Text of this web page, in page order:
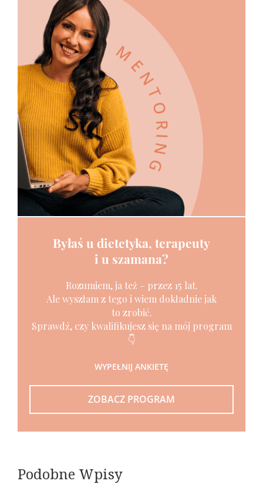
Byłaś u dietetyka, terapeuty
i u szamana?
Rozumiem, ja też – przez 15 lat.
Ale wyszłam z tego i wiem dokładnie jak
to zrobić.
Sprawdź, czy kwalifikujesz się na mój program
👇
WYPEŁNIJ ANKIETĘ
ZOBACZ PROGRAM
Podobne Wpisy